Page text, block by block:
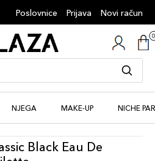
Poslovnice Prijava Novi račun
NJEGA MAKE-UP NICHE
Black Eau De